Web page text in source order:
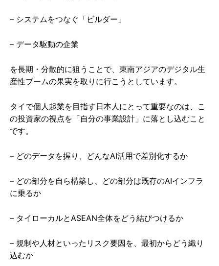
– システムをつなぐ「ビルダー」
– データ駆動の企業
を長期・分散的に狙うことで、東南アジアのデジタル生
産性ブームの果実を取りに行こうとしています。
タイで個人起業を目指す日本人にとって重要なのは、こ
の投資家の視点を「自分の事業設計」に落とし込むこと
です。
– どのデータを握り、どんなAI活用で差別化するか
– どの部分を自ら構築し、どの部分は既存のAIインフラ
に乗るか
– タイローカルとASEAN全体をどう結びつけるか
– 規制や人材といったリスク要因を、最初からどう織り
込むか